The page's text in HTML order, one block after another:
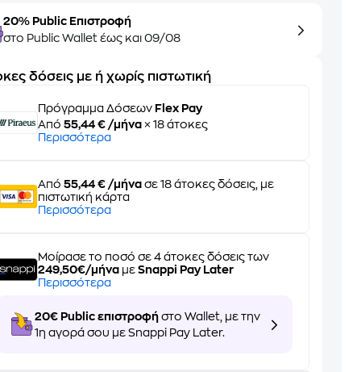
20% Public Επιστροφή
στο Public Wallet έως και 09/08
δόσεις με ή χωρίς πιστωτική
Πρόγραμμα Δόσεων Flex Pay
Από55,44 € /μήνα × 18 άτοκες
Περισσότερα
Από55,44 € /μήνα σε 18 άτοκες δόσεις, με
πιστωτική κάρτα
Περισσότερα
Μοίρασε το ποσό σε 4 άτοκες δόσεις των
249,50€/μήνα μεSnappi Pay Later
Περισσότερα
20€ Public επιστροφή στο Wallet, με την
1η αγορά σου με Snappi Pay Later.